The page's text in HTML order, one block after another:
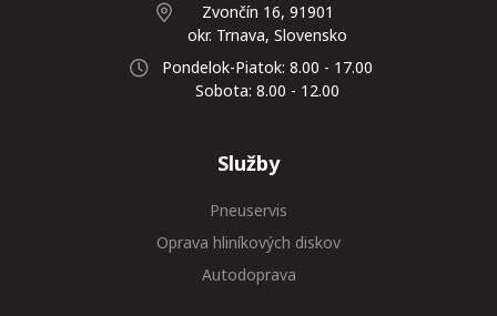
Zvončín 16, 91901
okr. Trnava, Slovensko
Pondelok-Piatok: 8.00 - 17.00
Sobota: 8.00 - 12.00
Služby
Pneuservis
Oprava hliníkových diskov
Autodoprava